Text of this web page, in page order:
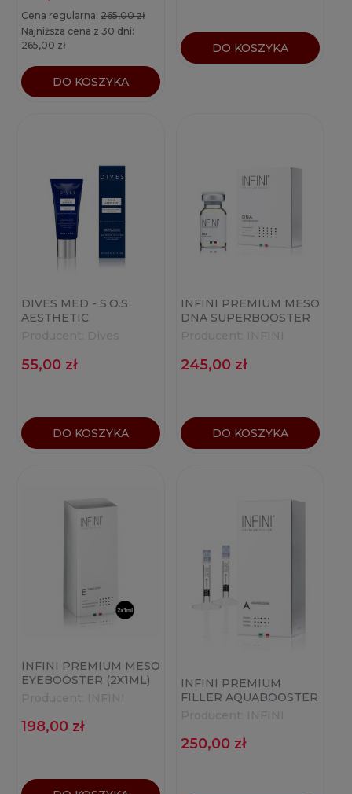
Cena regularna: 265,00 zł
Najniższa cena z 30 dni:
265,00 zł
DO KOSZYKA
DO KOSZYKA
DIVES MED - S.O.S
AESTHETIC
55,00 zł
DO KOSZYKA
INFINI PREMIUM MESO
DNA SUPERBOOSTER
245,00 zł
DO KOSZYKA
INFINI PREMIUM MESO
EYEBOOSTER (2X1ML)
198,00 zł
INFINI PREMIUM
FILLER AQUABOOSTER
250,00 zł